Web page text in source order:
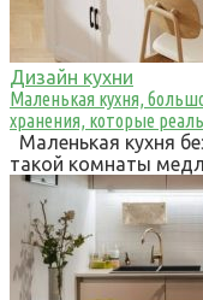
Дизайн кухни
Маленькая кухня,
хранения, которые
Маленькая кухня
такой комнаты